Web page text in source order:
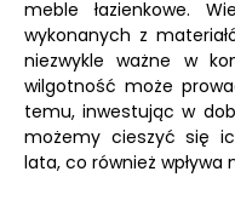
meble łazienkowe.
wykonanych z
niezwykle ważne w
wilgotność może
temu, inwestując w
możemy cieszyć się
lata, co również